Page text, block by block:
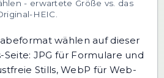
- erwartete Größe vs. das
HEIC.
wählen auf dieser
Seite: JPG für Formulare und
Stills, WebP für Web-